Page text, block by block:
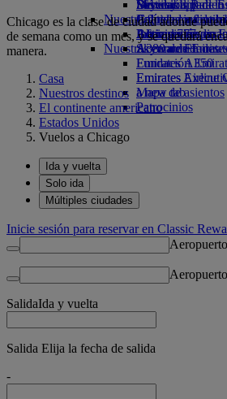
Bebidas
Nuestra flota
Boeing 777
A380 de
Emirates A350
Emirates
Mapa de asientos
Diversión para
Juguetes
Actividades para
Sostenibilidad en
Política
Informes
Nuestras comunidades
Fundación
Emirates Airline
a new tab
Patrocinios
Skywards Rail
Calculadora de
Inicie sesión en
Skywards+
Móvil y app de
Cancelar o
Alteraciones en
Acerca de
Chicago es la clase de ciudad adonde
de semana como un mes, y se quedará
manera.
Casa
Nuestros destinos
El continente americano
Estados Unidos
Vuelos a Chicago
Ida y vuelta
Solo ida
Múltiples ciudades
Inicie sesión para reservar en Classic
SalidaIda y vuelta
Salida Elija la fecha de salida
-